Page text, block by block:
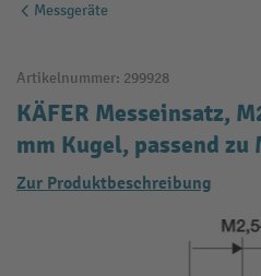
Messgeräte
Artikelnummer: 299928
KÄFER Messeinsatz,
mm Kugel, passend zu
Zur Produktbeschreibung